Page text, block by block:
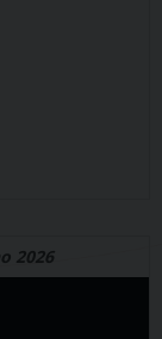
2026